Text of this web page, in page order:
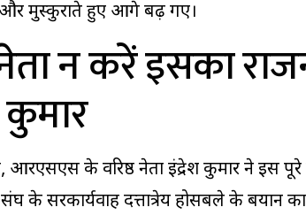
और मुस्कुराते हुए आगे बढ़ गए।
न करें इसका
के वरिष्ठ नेता इंद्रेश कुमार ने इस पूरे
संघ के सरकार्यवाह दत्तात्रेय होसबले के बयान